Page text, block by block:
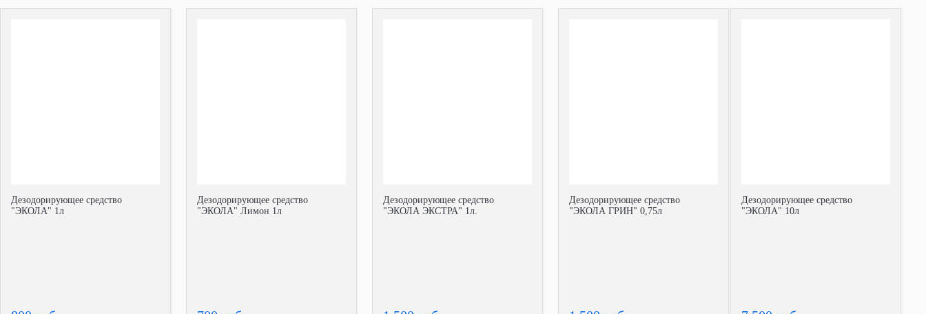
Дезодорирующее средство
"ЭКОЛА" 1л
Дезодорирующее средство
"ЭКОЛА" Лимон 1л
Дезодорирующее средство
"ЭКОЛА ЭКСТРА" 1л.
Дезодорирующее средство
"ЭКОЛА ГРИН" 0,75л
Дезодорирующее средство
"ЭКОЛА" 10л